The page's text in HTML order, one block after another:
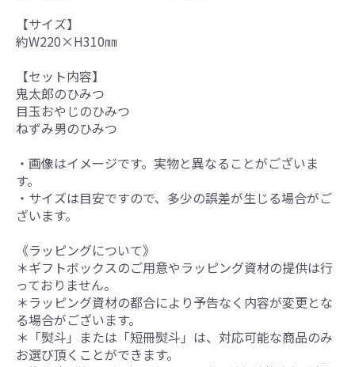
【サイズ】
約W220×H310㎜
【セット内容】
鬼太郎のひみつ
目玉おやじのひみつ
ねずみ男のひみつ
・画像はイメージです。実物と異なることがございま
す。
・サイズは目安ですので、多少の誤差が生じる場合がご
ざいます。
《ラッピングについて》
＊ギフトボックスのご用意やラッピング資材の提供は行
っておりません。
＊ラッピング資材の都合により予告なく内容が変更とな
る場合がございます。
＊「熨斗」または「短冊熨斗」は、対応可能な商品のみ
お選び頂くことができます。